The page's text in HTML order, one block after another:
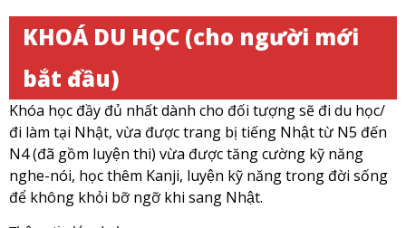
KHOÁ DU HỌC (cho người mới
bắt đầu)
Khóa học đầy đủ nhất dành cho đối tượng sẽ đi du học/
đi làm tại Nhật, vừa được trang bị tiếng Nhật từ N5 đến
N4 (đã gồm luyện thi) vừa được tăng cường kỹ năng
nghe-nói, học thêm Kanji, luyện kỹ năng trong đời sống
để không khỏi bỡ ngỡ khi sang Nhật.